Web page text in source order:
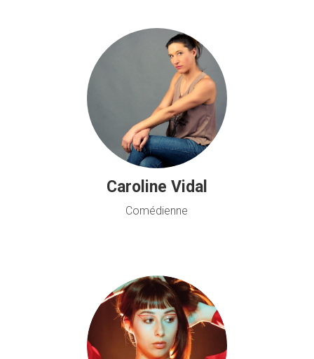
Caroline Vidal
Comédienne